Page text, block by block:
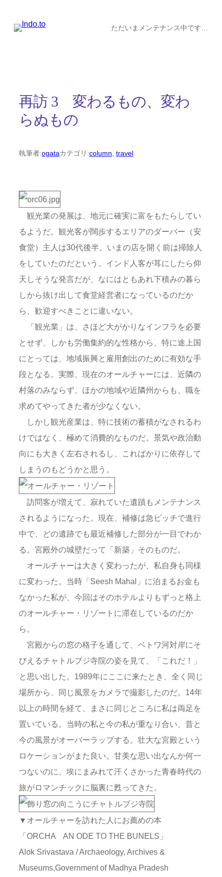
ただいまメンテナンス中です…
再訪 3 変わるもの、変わ
らぬもの
執筆者:ogataカテゴリ:column, travel
観光業の発展は、地元に確実に富をもたらしてい
るようだ。観光客が闊歩するエリアのダーバー（安
食堂）主人は30代後半。いまの店を開く前は掃除人
をしていたのだという。インド人客が耳にしたら仰
天しそうな発言だが、なにはともあれ下積みの暮ら
しから抜け出して食堂経営者になっているのだか
ら、歓迎すべきことに違いない。
「観光業」は、さほど大がかりなインフラを必要
とせず、しかも労働集約的な性格から、特に途上国
にとっては、地域振興と雇用創出のために有効な手
段となる。実際、現在のオールチャーには、近隣の
村落のみならず、ほかの地域や近隣州からも、職を
求めてやってきた者が少なくない。
しかし観光産業は、特に技術の蓄積がなされるわ
けではなく、極めて消費的なものだ。景気や政治動
向にも大きく左右されるし、こればかりに依存して
しまうのもどうかと思う。
訪問客が増えて、寂れていた遺蹟もメンテナンス
されるようになった。現在、補修は急ピッチで進行
中で、どの遺跡でも最近補修した部分が一目でわか
る。宮殿外の城壁だって「新築」そのものだ。
オールチャーは大きく変わったが、私自身も同様
に変わった。当時「Seesh Mahal」に泊まるお金も
なかった私が、今回はそのホテルよりもずっと格上
のオールチャー・リゾートに滞在しているのだか
ら。
宮殿からの窓の格子を通して、ベトワ河対岸にそ
びえるチャトルブジ寺院の姿を見て、「これだ！」
と思い出した。1989年にここに来たとき、全く同じ
場所から、同じ風景をカメラで撮影したのだ。14年
以上の時間を経て、まさに同じところに私は両足を
置いている。当時の私と今の私が重なり合い、昔と
今の風景がオーバーラップする。壮大な宮殿という
ロケーションがまた良い。甘美な思い出なんか何一
つないのに、埃にまみれて汗くさかった青春時代の
旅がロマンチックに脳裏に甦ってきた。
▼オールチャーを訪れた人にお薦めの本
「ORCHA AN ODE TO THE BUNELS」
Alok Srivastava / Archaeology, Archives &
Museums,Government of Madhya Pradesh